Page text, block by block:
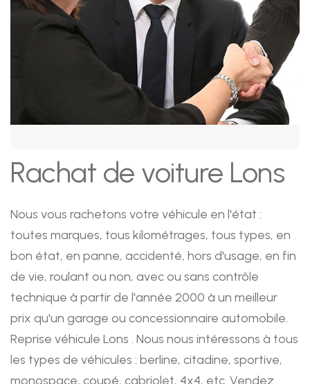
Rachat de voiture Lons
Nous vous rachetons votre véhicule en l'état :
toutes marques, tous kilométrages, tous types, en
bon état, en panne, accidenté, hors d'usage, en fin
de vie, roulant ou non, avec ou sans contrôle
technique à partir de l'année 2000 à un meilleur
prix qu'un garage ou concessionnaire automobile.
Reprise véhicule Lons . Nous nous intéressons à tous
les types de véhicules : berline, citadine, sportive,
monospace, coupé, cabriolet, 4x4, etc. Vendez